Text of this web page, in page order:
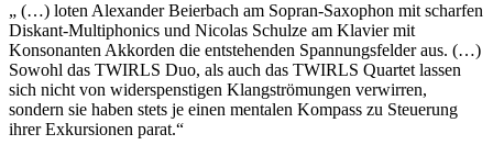
„ (…) loten Alexander Beierbach am Sopran-Saxophon mit scharfen
Diskant-Multiphonics und Nicolas Schulze am Klavier mit
Konsonanten Akkorden die entstehenden Spannungsfelder aus. (…)
Sowohl das TWIRLS Duo, als auch das TWIRLS Quartet lassen
sich nicht von widerspenstigen Klangströmungen verwirren,
sondern sie haben stets je einen mentalen Kompass zu Steuerung
ihrer Exkursionen parat.“